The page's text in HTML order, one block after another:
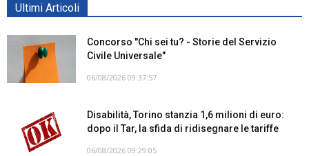
Ultimi Articoli
Concorso "Chi sei tu? - Storie del Servizio
Civile Universale"
06/08/2026 09:37:57
Disabilità, Torino stanzia 1,6 milioni di euro:
dopo il Tar, la sfida di ridisegnare le tariffe
06/08/2026 09:29:05